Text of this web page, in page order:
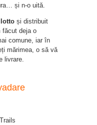
și n-o uită.
și distribuit
făcut deja o
comune, iar în
mărimea, o să vă
livrare.